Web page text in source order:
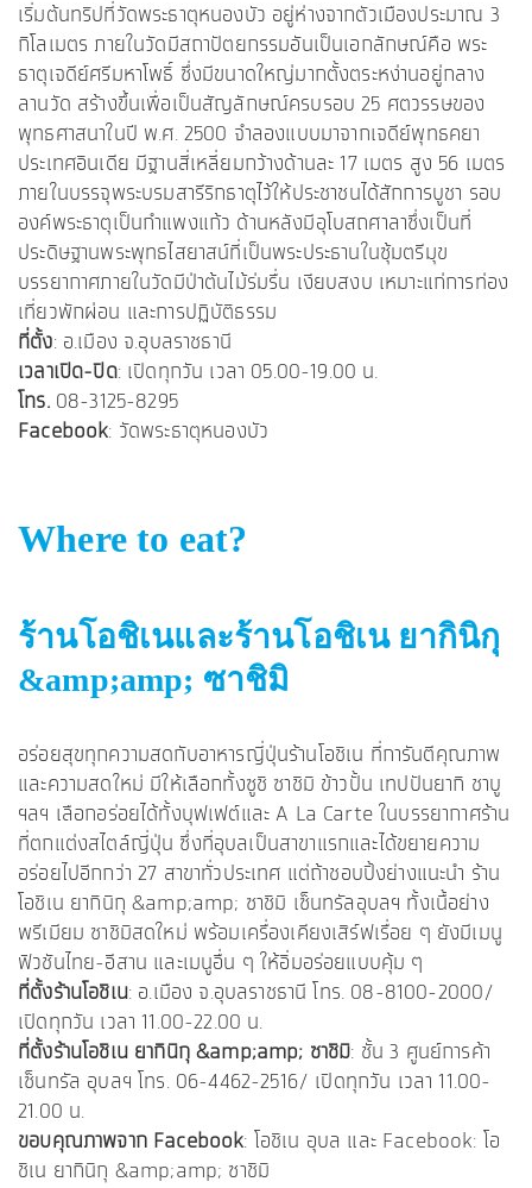
เริ่มต้นทริปที่วัดพระธาตุหนองบัว อยู่ห่างจากตัวเมืองประมาณ 3
กิโลเมตร ภายในวัดมีสถาปัตยกรรมอันเป็นเอกลักษณ์คือ พระ
ธาตุเจดีย์ศรีมหาโพธิ์ ซึ่งมีขนาดใหญ่มากตั้งตระหง่านอยู่กลาง
ลานวัด สร้างขึ้นเพื่อเป็นสัญลักษณ์ครบรอบ 25 ศตวรรษของ
พุทธศาสนาในปี พ.ศ. 2500 จำลองแบบมาจากเจดีย์พุทธคยา
ประเทศอินเดีย มีฐานสี่เหลี่ยมกว้างด้านละ 17 เมตร สูง 56 เมตร
ภายในบรรจุพระบรมสารีริกธาตุไว้ให้ประชาชนได้สักการบูชา รอบ
องค์พระธาตุเป็นกำแพงแก้ว ด้านหลังมีอุโบสถศาลาซึ่งเป็นที่
ประดิษฐานพระพุทธไสยาสน์ที่เป็นพระประธานในซุ้มตรีมุข
บรรยากาศภายในวัดมีป่าต้นไม้ร่มรื่น เงียบสงบ เหมาะแก่การท่อง
เที่ยวพักผ่อน และการปฏิบัติธรรม
ที่ตั้ง: อ.เมือง จ.อุบลราชธานี
เวลาเปิด-ปิด: เปิดทุกวัน เวลา 05.00-19.00 น.
โทร.08-3125-8295
Facebook: วัดพระธาตุหนองบัว
Where to eat?
ร้านโอชิเนและร้านโอชิเน ยากินิกุ
&amp;amp; ซาชิมิ
อร่อยสุขทุกความสดกับอาหารญี่ปุ่นร้านโอชิเน ที่การันตีคุณภาพ
และความสดใหม่ มีให้เลือกทั้งซูชิ ซาชิมิ ข้าวปั้น เทปปันยากิ ชาบู
ฯลฯ เลือกอร่อยได้ทั้งบุฟเฟต์และ A La Carte ในบรรยากาศร้าน
ที่ตกแต่งสไตล์ญี่ปุ่น ซึ่งที่อุบลเป็นสาขาแรกและได้ขยายความ
อร่อยไปอีกกว่า 27 สาขาทั่วประเทศ แต่ถ้าชอบปิ้งย่างแนะนำ ร้าน
โอชิเน ยากินิกุ &amp;amp; ซาชิมิ เซ็นทรัลอุบลฯ ทั้งเนื้อย่าง
พรีเมียม ซาชิมิสดใหม่ พร้อมเครื่องเคียงเสิร์ฟเรื่อย ๆ ยังมีเมนู
ฟิวชันไทย-อีสาน และเมนูอื่น ๆ ให้อิ่มอร่อยแบบคุ้ม ๆ
ที่ตั้งร้านโอชิเน: อ.เมือง จ.อุบลราชธานี โทร. 08-8100-2000/
เปิดทุกวัน เวลา 11.00-22.00 น.
ที่ตั้งร้านโอชิเน ยากินิกุ &amp;amp; ซาชิมิ: ชั้น 3 ศูนย์การค้า
เซ็นทรัล อุบลฯ โทร. 06-4462-2516/ เปิดทุกวัน เวลา 11.00-
21.00 น.
ขอบคุณภาพจาก Facebook: โอชิเน อุบล และ Facebook: โอ
ชิเน ยากินิกุ &amp;amp; ซาชิมิ